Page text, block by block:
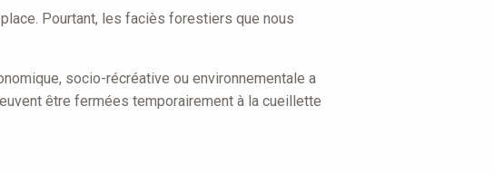
Pourtant, les faciès forestiers que nous
socio-récréative ou environnementale a
être fermées temporairement à la cueillette